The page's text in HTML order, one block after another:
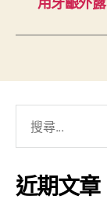
關
鍵
字:
近期文章